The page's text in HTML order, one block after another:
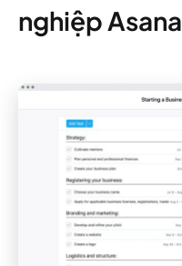
nghiệp Asana